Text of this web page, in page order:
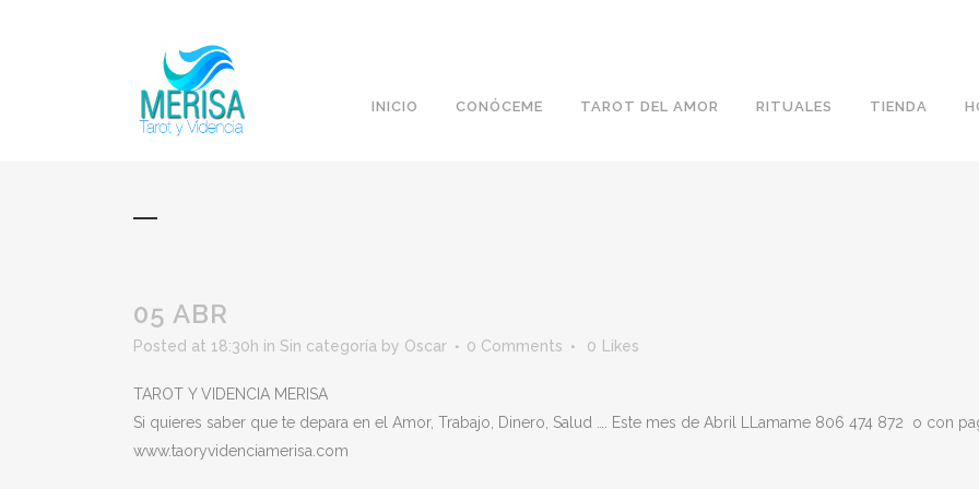
INICIO CONÓCEME TAROT DEL AMOR RITUALES TIENDA
05 ABR
Posted at 18:30h in Sin categoría by Oscar 0 Comments 0 Likes
TAROT Y VIDENCIA MERISA
Si quieres saber que te depara en el Amor, Trabajo, Dinero, Salud …. Este mes de Abril LLamame 806 474 872 o con
www.taoryvidenciamerisa.com